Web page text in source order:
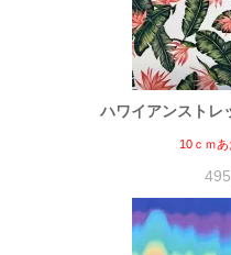
ハワイアンスト
10ｃｍ